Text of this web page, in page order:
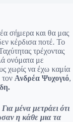
σήμερα και θα μας
κέρδισα ποτέ. Το
τρέχοντας
ονόματα με
χωρίς να έχω καμία
Ανδρέα Ψυχογιό,
μένα μετράει ότι
η κάθε μια τα